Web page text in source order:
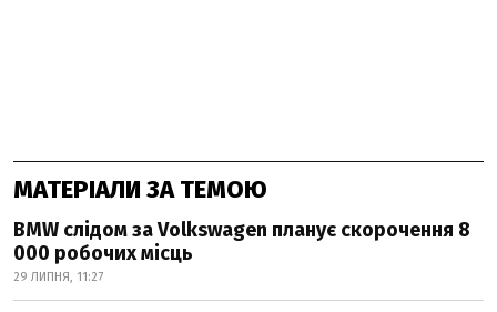
МАТЕРІАЛИ ЗА ТЕМОЮ
BMW слідом за Volkswagen планує скорочення 8
000 робочих місць
29 ЛИПНЯ, 11:27